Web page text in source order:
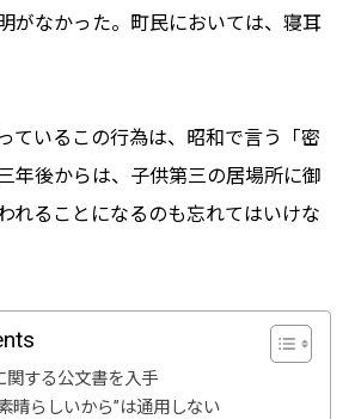
がなかった。町民においては、寝耳
ているこの行為は、昭和で言う「密
年後からは、子供第三の居場所に御
れることになるのも忘れてはいけな
関する公文書を入手
晴らしいから”は通用しない